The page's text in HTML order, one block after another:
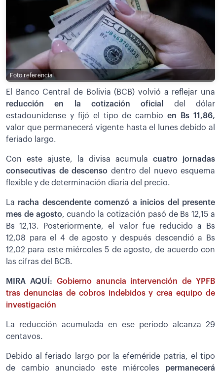
Foto referencial
El Banco Central de Bolivia (BCB) volvió a reflejar una
reducción en la cotización oficial
del dólar
estadounidense y fijó el tipo de cambio en Bs 11,86,
valor que permanecerá vigente hasta el lunes debido al
feriado largo.
Con este ajuste, la divisa acumula cuatro jornadas
consecutivas de descenso dentro del nuevo esquema
flexible y de determinación diaria del precio.
La racha descendente comenzó a inicios del presente
mes de agosto, cuando la cotización pasó de Bs 12,15 a
Bs 12,13. Posteriormente, el valor fue reducido a Bs
12,08 para el 4 de agosto y después descendió a Bs
12,02 para este miércoles 5 de agosto, de acuerdo con
las cifras del BCB.
MIRA AQUÍ: Gobierno anuncia intervención de YPFB
tras denuncias de cobros indebidos y crea equipo de
investigación
La reducción acumulada en ese periodo alcanza 29
centavos.
Debido al feriado largo por la efeméride patria, el tipo
de cambio anunciado este miércoles permanecerá